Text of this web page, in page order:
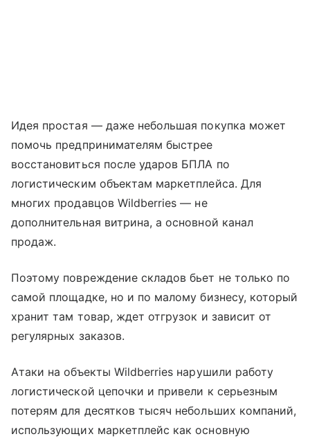
Идея простая — даже небольшая покупка может
помочь предпринимателям быстрее
восстановиться после ударов БПЛА по
логистическим объектам маркетплейса. Для
многих продавцов Wildberries — не
дополнительная витрина, а основной канал
продаж.
Поэтому повреждение складов бьет не только по
самой площадке, но и по малому бизнесу, который
хранит там товар, ждет отгрузок и зависит от
регулярных заказов.
Атаки на объекты Wildberries нарушили работу
логистической цепочки и привели к серьезным
потерям для десятков тысяч небольших компаний,
использующих маркетплейс как основную